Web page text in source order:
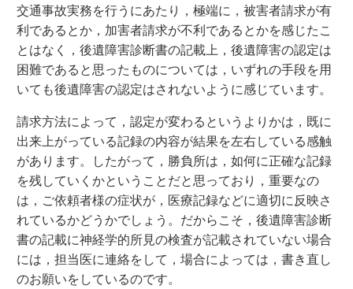
交通事故実務を行うにあたり，極端に，被害者請求が有
利であるとか，加害者請求が不利であるとかを感じたこ
とはなく，後遺障害診断書の記載上，後遺障害の認定は
困難であると思ったものについては，いずれの手段を用
いても後遺障害の認定はされないように感じています。
請求方法によって，認定が変わるというよりかは，既に
出来上がっている記録の内容が結果を左右している感触
があります。したがって，勝負所は，如何に正確な記録
を残していくかということだと思っており，重要なの
は，ご依頼者様の症状が，医療記録などに適切に反映さ
れているかどうかでしょう。だからこそ，後遺障害診断
書の記載に神経学的所見の検査が記載されていない場合
には，担当医に連絡をして，場合によっては，書き直し
のお願いをしているのです。